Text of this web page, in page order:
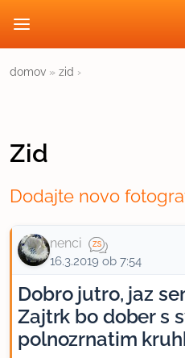
domov » zid ›
Zid
Dodajte novo
nenci
16.3.2019 ob 7:54
Dobro jutro, jaz
Zajtrk bo dober s
polnozrnatim